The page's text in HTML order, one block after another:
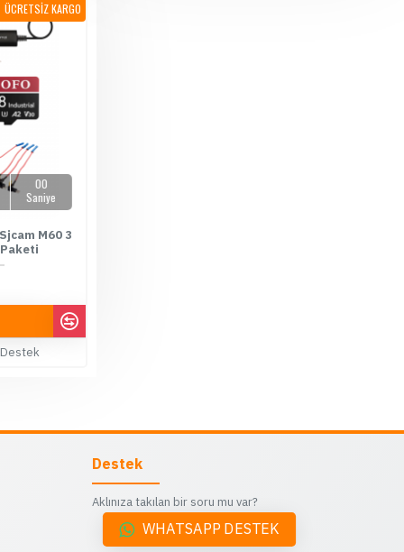
ÜCRETSİZ KARGO
00
Saniye
M60 3
Paketi
Destek
Aklınıza takılan bir soru mu var?
WHATSAPP DESTEK